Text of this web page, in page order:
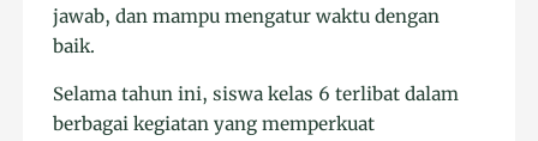
jawab, dan mampu mengatur waktu dengan
baik.
Selama tahun ini, siswa kelas 6 terlibat dalam
berbagai kegiatan yang memperkuat